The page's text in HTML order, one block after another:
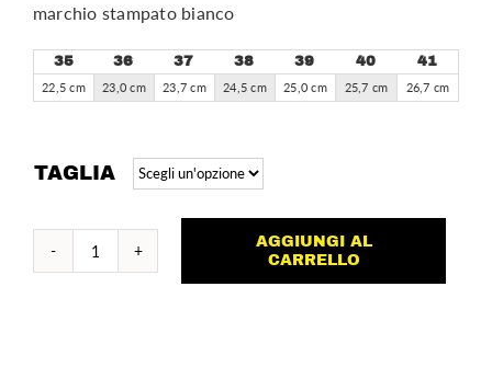
marchio stampato bianco
35 36 37 38 39 40 41
22,5 cm 23,0 cm 23,7 cm 24,5 cm 25,0 cm 25,7 cm 26,7 cm
TAGLIA
Polo
AGGIUNGI AL
CARRELLO